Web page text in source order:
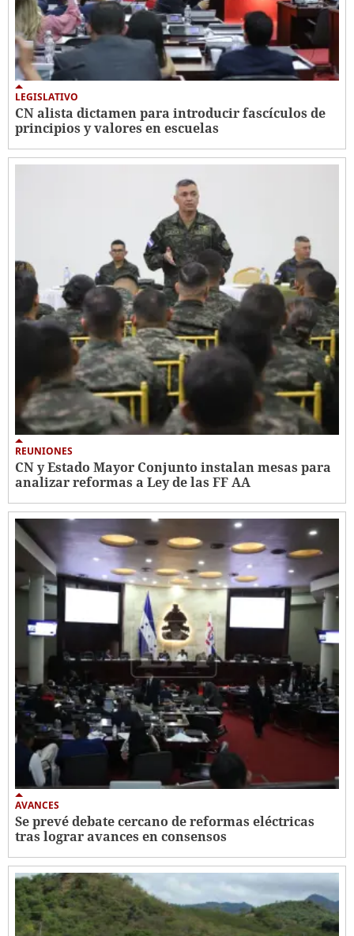
LEGISLATIVO
CN alista dictamen para introducir fascículos de
principios y valores en escuelas
REUNIONES
CN y Estado Mayor Conjunto instalan mesas para
analizar reformas a Ley de las FF AA
AVANCES
Se prevé debate cercano de reformas eléctricas
tras lograr avances en consensos